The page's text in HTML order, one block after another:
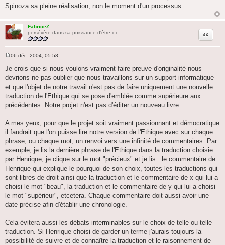
Spinoza sa pleine réalisation, non le moment d'un processus.
FabriceZ
persévère dans sa puissance d'être ici
Citation
s
s
g
e
06 déc. 2004, 05:58
Je crois que si nous voulons vraiment faire preuve d'originalité nous
devrions ne pas oublier que nous travaillons sur un support informatique
et que l'objet de notre travail n'est pas de faire uniquement une nouvelle
traduction de l'Ethique qui se pose d'emblée comme supérieure aux
précédentes. Notre projet n'est pas d'éditer un nouveau livre.
A mes yeux, pour que le projet soit vraiment passionnant et démocratique
il faudrait que l'on puisse lire notre version de l'Ethique avec sur chaque
phrase, ou chaque mot, un renvoi vers une infinité de commentaires. Par
exemple, je lis la dernière phrase de l'Ethique dans la traduction choisie
par Henrique, je clique sur le mot "précieux" et je lis : le commentaire de
Henrique qui explique le pourquoi de son choix, toutes les traductions qui
sont libres de droit ainsi que la traduction et le commentaire de x qui lui a
choisi le mot "beau", la traduction et le commentaire de y qui lui a choisi
le mot "supérieur", etcetera. Chaque commentaire doit aussi avoir une
date précise afin d'établir une chronologie.
Cela évitera aussi les débats interminables sur le choix de telle ou telle
traduction. Si Henrique choisi de garder un terme j'aurais toujours la
possibilité de suivre et de connaître la traduction et le raisonnement de